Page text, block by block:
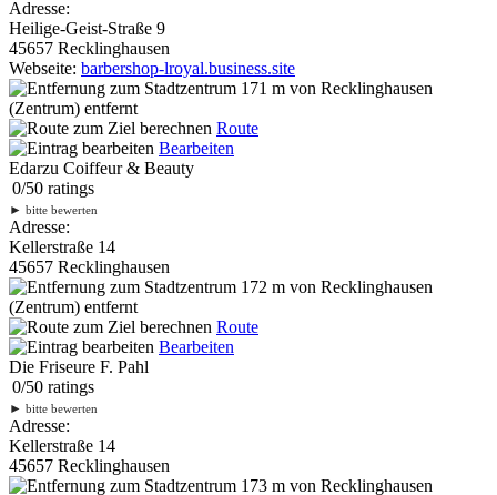
Adresse:
Heilige-Geist-Straße 9
45657 Recklinghausen
Webseite: barbershop-lroyal.business.site
171 m von Recklinghausen
(Zentrum) entfernt
Route
Bearbeiten
Edarzu Coiffeur & Beauty
0/50 ratings
► bitte bewerten
Adresse:
Kellerstraße 14
45657 Recklinghausen
172 m von Recklinghausen
(Zentrum) entfernt
Route
Bearbeiten
Die Friseure F. Pahl
0/50 ratings
► bitte bewerten
Adresse:
Kellerstraße 14
45657 Recklinghausen
173 m von Recklinghausen